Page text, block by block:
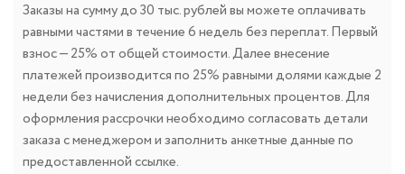
Заказы на сумму до 30 тыс. рублей вы можете оплачивать
равными частями в течение 6 недель без переплат. Первый
взнос — 25% от общей стоимости. Далее внесение
платежей производится по 25% равными долями каждые 2
недели без начисления дополнительных процентов. Для
оформления рассрочки необходимо согласовать детали
заказа с менеджером и заполнить анкетные данные по
предоставленной ссылке.